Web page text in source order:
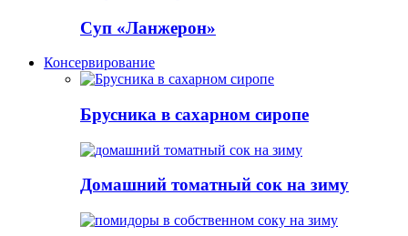
Суп «Ланжерон»
Консервирование
Брусника в сахарном сиропе
Домашний томатный сок на зиму